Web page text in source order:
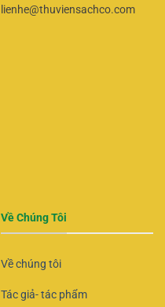
lienhe@thuviensachco.com
Về Chúng Tôi
Về chúng tôi
Tác giả- tác phẩm